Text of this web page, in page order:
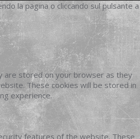
la pagina o cliccando sul pulsante a
are stored on your browser as they
These cookies will be stored in
experience.
features of the website. These